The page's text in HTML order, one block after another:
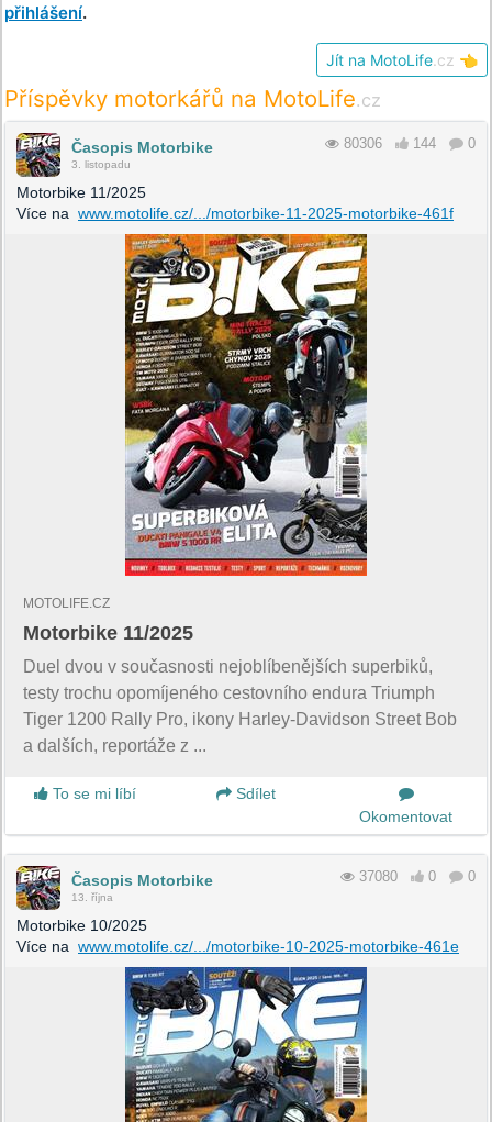
přihlášení.
Jít na MotoLife .cz 👈
Příspěvky motorkářů na MotoLife.cz
Časopis Motorbike
3. listopadu
80306 144 0
Motorbike 11/2025
Více na www.motolife.cz/.../motorbike-11-2025-motorbike-461f
MOTOLIFE.CZ
Motorbike 11/2025
Duel dvou v současnosti nejoblíbenějších superbiků,
testy trochu opomíjeného cestovního endura Triumph
Tiger 1200 Rally Pro, ikony Harley-Davidson Street Bob
a dalších, reportáže z ...
To se mi líbí
Sdílet
Okomentovat
Časopis Motorbike
13. října
37080 0 0
Motorbike 10/2025
Více na www.motolife.cz/.../motorbike-10-2025-motorbike-461e